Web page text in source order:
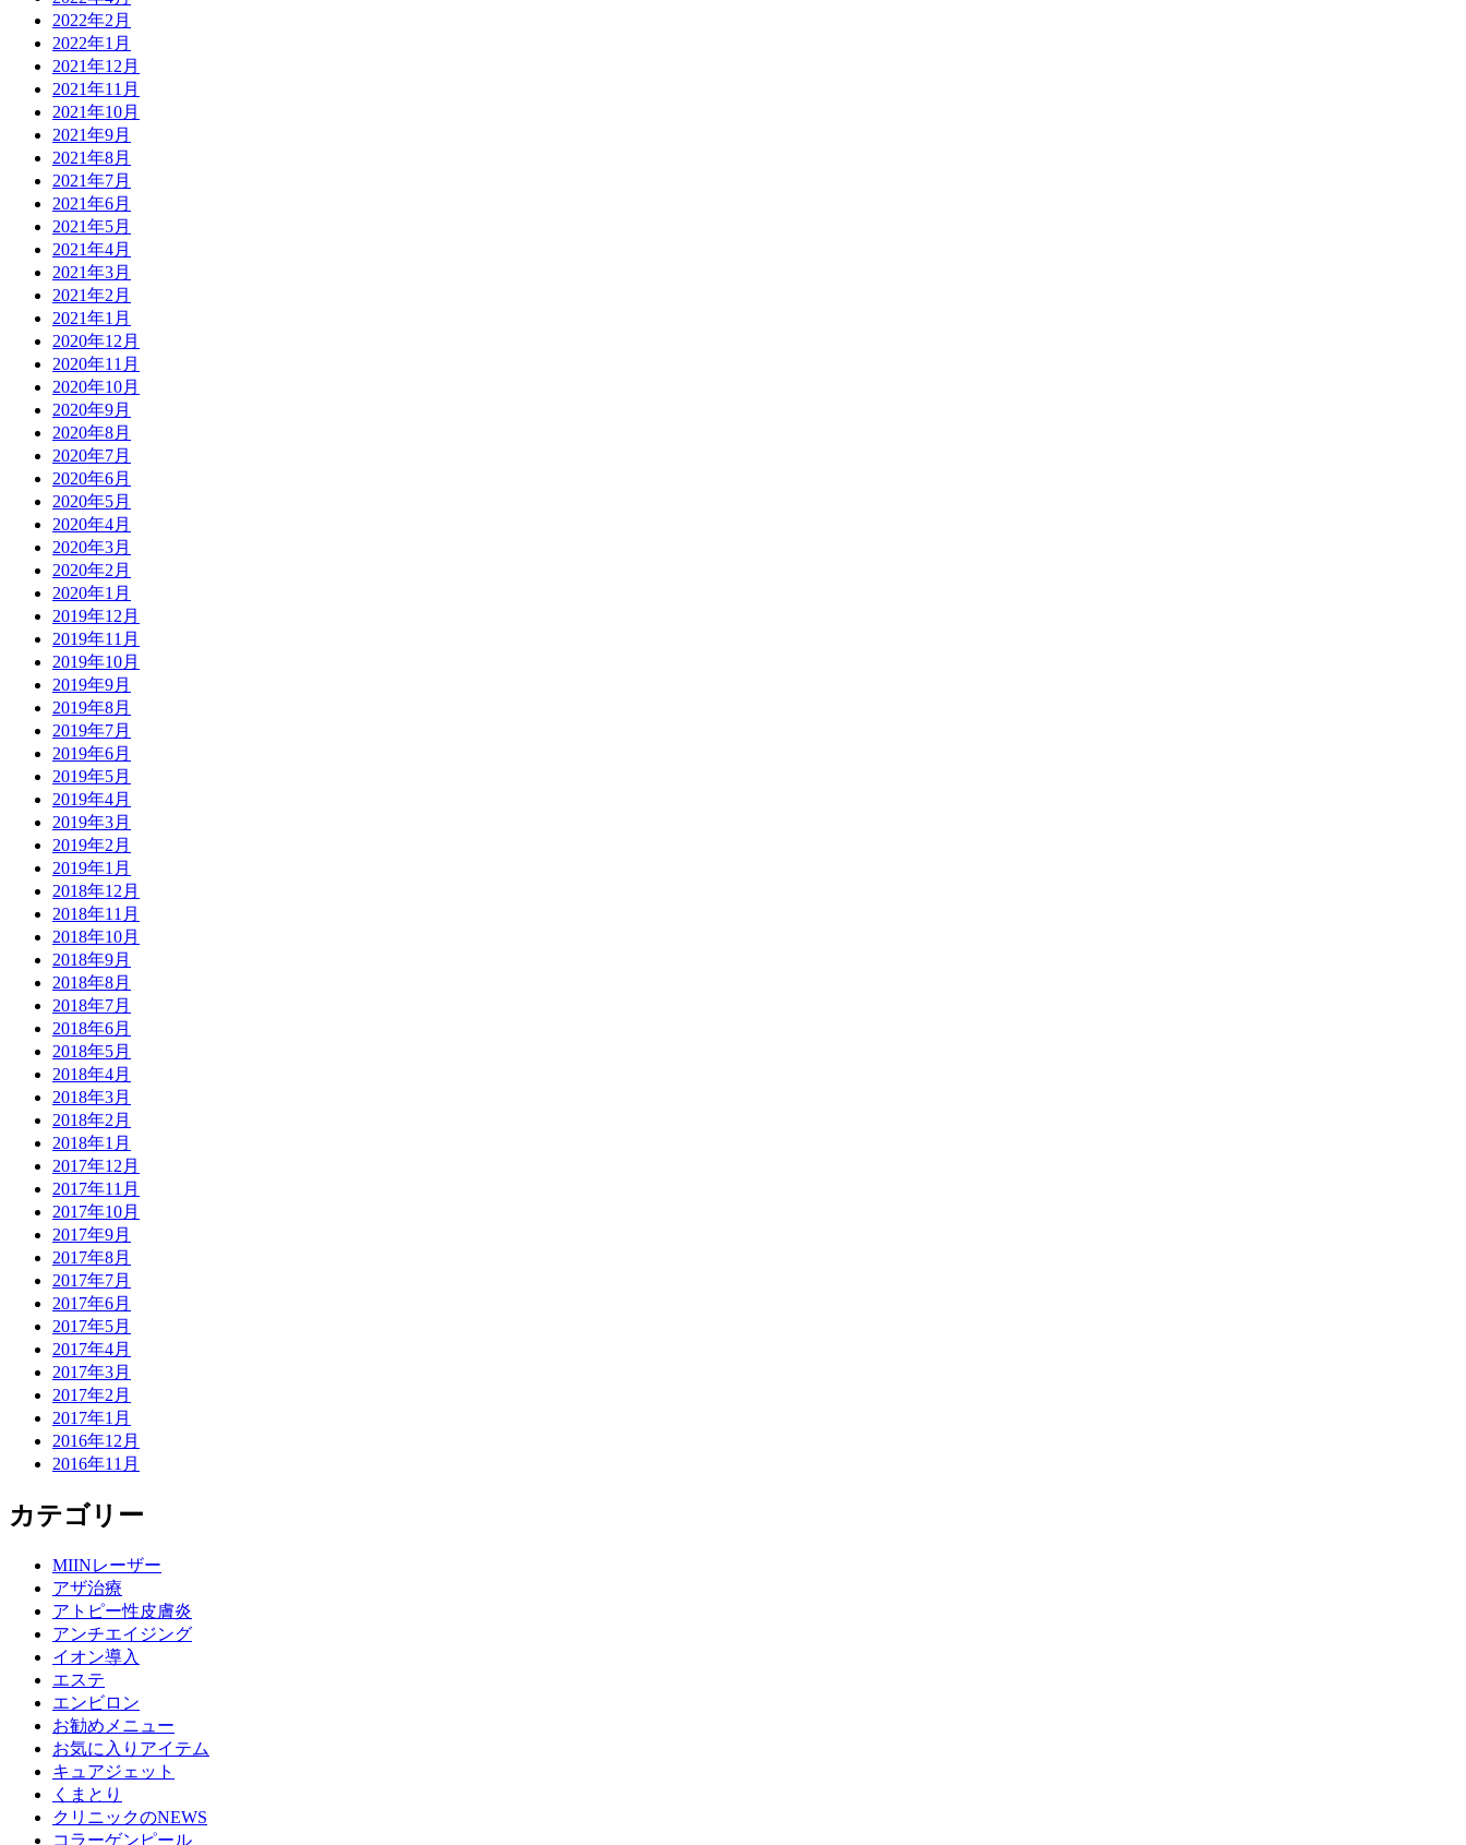
2022年2月
2022年1月
2021年12月
2021年11月
2021年10月
2021年9月
2021年8月
2021年7月
2021年6月
2021年5月
2021年4月
2021年3月
2021年2月
2021年1月
2020年12月
2020年11月
2020年10月
2020年9月
2020年8月
2020年7月
2020年6月
2020年5月
2020年4月
2020年3月
2020年2月
2020年1月
2019年12月
2019年11月
2019年10月
2019年9月
2019年8月
2019年7月
2019年6月
2019年5月
2019年4月
2019年3月
2019年2月
2019年1月
2018年12月
2018年11月
2018年10月
2018年9月
2018年8月
2018年7月
2018年6月
2018年5月
2018年4月
2018年3月
2018年2月
2018年1月
2017年12月
2017年11月
2017年10月
2017年9月
2017年8月
2017年7月
2017年6月
2017年5月
2017年4月
2017年3月
2017年2月
2017年1月
2016年12月
2016年11月
カテゴリー
MIINレーザー
アザ治療
アトピー性皮膚炎
アンチエイジング
イオン導入
エステ
エンビロン
お勧めメニュー
お気に入りアイテム
キュアジェット
くまとり
クリニックのNEWS
コラーゲンピール